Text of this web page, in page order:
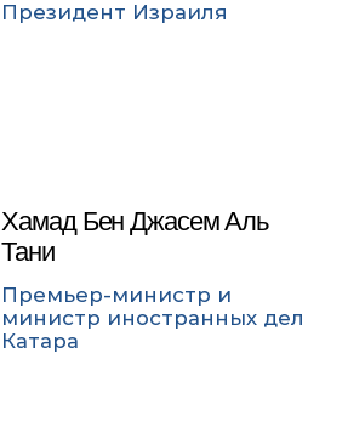
Президент Израиля
Хамад Бен Джасем Аль
Тани
Премьер-министр и
министр иностранных дел
Катара